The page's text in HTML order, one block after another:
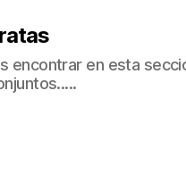
encontrar en esta